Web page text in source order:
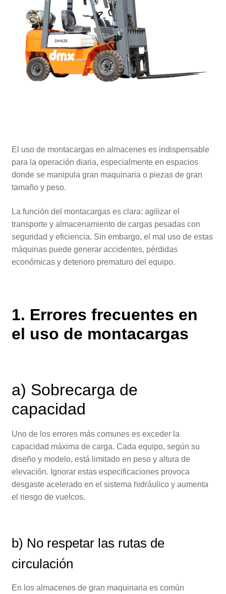
El uso de montacargas en almacenes es indispensable
para la operación diaria, especialmente en espacios
donde se manipula gran maquinaria o piezas de gran
tamaño y peso.
La función del montacargas es clara: agilizar el
transporte y almacenamiento de cargas pesadas con
seguridad y eficiencia. Sin embargo, el mal uso de estas
máquinas puede generar accidentes, pérdidas
económicas y deterioro prematuro del equipo.
1. Errores frecuentes en
el uso de montacargas
a) Sobrecarga de
capacidad
Uno de los errores más comunes es exceder la
capacidad máxima de carga. Cada equipo, según su
diseño y modelo, está limitado en peso y altura de
elevación. Ignorar estas especificaciones provoca
desgaste acelerado en el sistema hidráulico y aumenta
el riesgo de vuelcos.
b) No respetar las rutas de
circulación
En los almacenes de gran maquinaria es común